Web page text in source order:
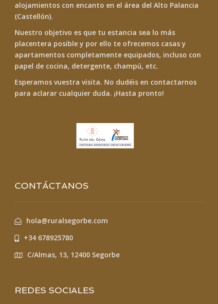
alojamientos con encanto en el área del Alto Palancia
(Castellón).
Nuestro objetivo es que tu estancia sea lo más
placentera posible y por ello te ofrecemos casas y
apartamentos completamente equipados, incluso con
papel de cocina, detergente, champú, etc.
Esperamos vuestra visita. No dudéis en contactarnos
para aclarar cualquier duda. ¡Hasta pronto!
CONTÁCTANOS
hola@ruralsegorbe.com
+34 678925780
C/Almas, 13, 12400 Segorbe
REDES SOCIALES